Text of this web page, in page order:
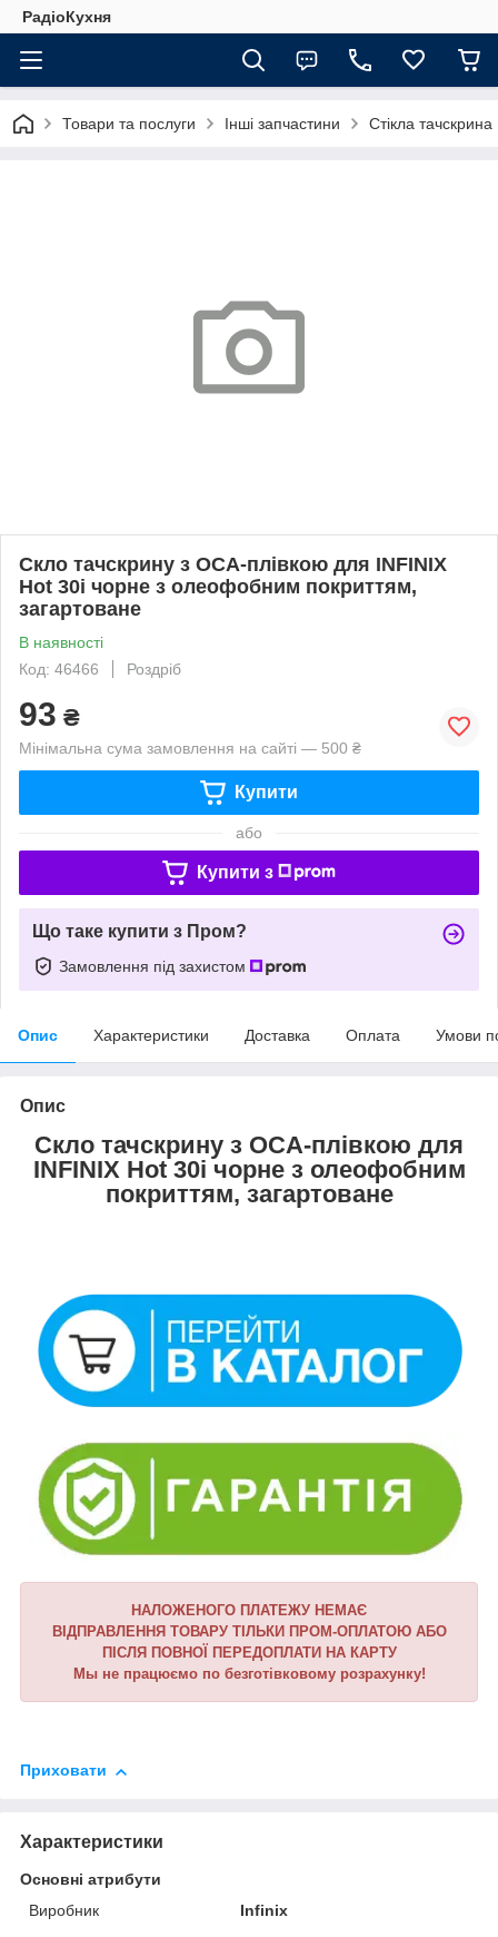
РадіоКухня
Товари та послуги Інші запчастини Стікла тачскрина
Скло тачскрину з OCA-плівкою для INFINIX
Hot 30i чорне з олеофобним покриттям,
загартоване
В наявності
Код: 46466
Роздріб
93 ₴
Мінімальна сума замовлення на сайті — 500 ₴
Купити
або
Купити з
Що таке купити з Пром?
Замовлення під захистом
Опис Характеристики Доставка Оплата Умови
Опис
Скло тачскрину з OCA-плівкою для
INFINIX Hot 30i чорне з олеофобним
покриттям, загартоване
НАЛОЖЕНОГО ПЛАТЕЖУ НЕМАЄ
ВІДПРАВЛЕННЯ ТОВАРУ ТІЛЬКИ ПРОМ-ОПЛАТОЮ АБО
ПІСЛЯ ПОВНОЇ ПЕРЕДОПЛАТИ НА КАРТУ
Мы не працюємо по безготівковому розрахунку!
Приховати
Характеристики
Основні атрибути
Виробник
Infinix